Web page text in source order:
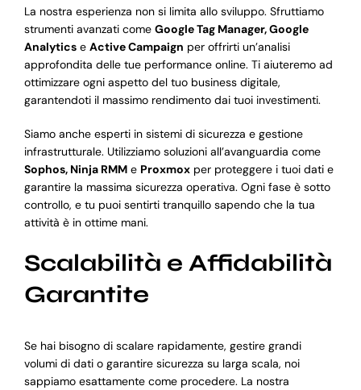
La nostra esperienza non si limita allo sviluppo. Sfruttiamo
strumenti avanzati come Google Tag Manager, Google
Analyticse Active Campaign per offrirti un’analisi
approfondita delle tue performance online. Ti aiuteremo ad
ottimizzare ogni aspetto del tuo business digitale,
garantendoti il massimo rendimento dai tuoi investimenti.
Siamo anche esperti in sistemi di sicurezza e gestione
infrastrutturale. Utilizziamo soluzioni all’avanguardia come
Sophos, Ninja RMMe Proxmoxper proteggere i tuoi dati e
garantire la massima sicurezza operativa. Ogni fase è sotto
controllo, e tu puoi sentirti tranquillo sapendo che la tua
attività è in ottime mani.
Scalabilità e Affidabilità
Garantite
Se hai bisogno di scalare rapidamente, gestire grandi
volumi di dati o garantire sicurezza su larga scala, noi
sappiamo esattamente come procedere. La nostra